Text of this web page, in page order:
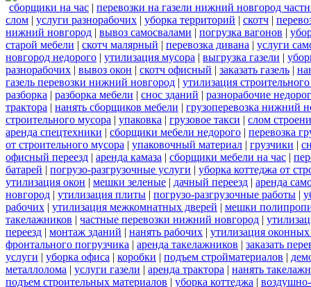
сборщики на час | перевозки на газели нижний новгород
слом | услуги разнорабочих | уборка территорий | скотч |
нижний новгород | вывоз самосвалами | погрузка вагонов |
старой мебели | скотч малярный | перевозка дивана | услуги
новгород недорого | утилизация мусора | выгрузка газели |
разнорабочих | вывоз окон | скотч офисный | заказать газель |
газель перевозки нижний новгород | утилизация
разборка | разборка мебели | снос зданий | разнорабочие
трактора | нанять сборщиков мебели | грузоперевозка нижний
строительного мусора | упаковка | грузовое такси | слом
аренда спецтехники | сборщики мебели недорого | перевозка
от строительного мусора | упаковочный материал | грузчики |
офисный переезд | аренда камаза | сборщики мебели на час |
батарей | погрузо-разгрузочные услуги | уборка коттеджа от
утилизация окон | мешки зеленые | дачный переезд | аренда
новгород | утилизация плиты | погрузо-разгрузочные работы |
рабочих | утилизация межкомнатных дверей | мешки
такелажников | частные перевозки нижний новгород |
переезд | монтаж зданий | нанять рабочих | утилизация
фронтального погрузчика | аренда такелажников | заказать
услуги | уборка офиса | коробки | подъем стройматериалов |
металлолома | услуги газели | аренда трактора | нанять
подъем строительных материалов | уборка коттеджа |